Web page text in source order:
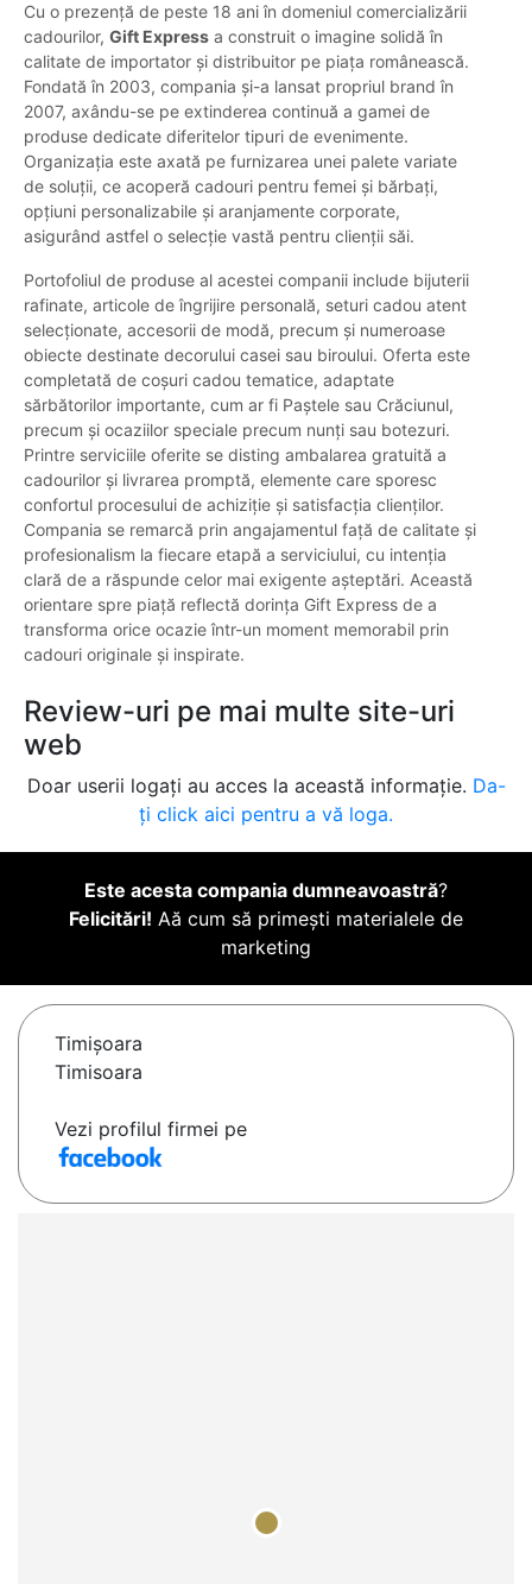
Cu o prezență de peste 18 ani în domeniul comercializării
cadourilor, Gift Express a construit o imagine solidă în
calitate de importator și distribuitor pe piața românească.
Fondată în 2003, compania și-a lansat propriul brand în
2007, axându-se pe extinderea continuă a gamei de
produse dedicate diferitelor tipuri de evenimente.
Organizația este axată pe furnizarea unei palete variate
de soluții, ce acoperă cadouri pentru femei și bărbați,
opțiuni personalizabile și aranjamente corporate,
asigurând astfel o selecție vastă pentru clienții săi.
Portofoliul de produse al acestei companii include bijuterii
rafinate, articole de îngrijire personală, seturi cadou atent
selecționate, accesorii de modă, precum și numeroase
obiecte destinate decorului casei sau biroului. Oferta este
completată de coșuri cadou tematice, adaptate
sărbătorilor importante, cum ar fi Paștele sau Crăciunul,
precum și ocaziilor speciale precum nunți sau botezuri.
Printre serviciile oferite se disting ambalarea gratuită a
cadourilor și livrarea promptă, elemente care sporesc
confortul procesului de achiziție și satisfacția clienților.
Compania se remarcă prin angajamentul față de calitate și
profesionalism la fiecare etapă a serviciului, cu intenția
clară de a răspunde celor mai exigente așteptări. Această
orientare spre piață reflectă dorința Gift Express de a
transforma orice ocazie într-un moment memorabil prin
cadouri originale și inspirate.
Review-uri pe mai multe site-uri
web
Doar userii logați au acces la această informație. Da-
ți click aici pentru a vă loga.
Este acesta compania dumneavoastră?
Felicitări! Aă cum să primești materialele de
marketing
Timişoara
Timisoara
Vezi profilul firmei pe